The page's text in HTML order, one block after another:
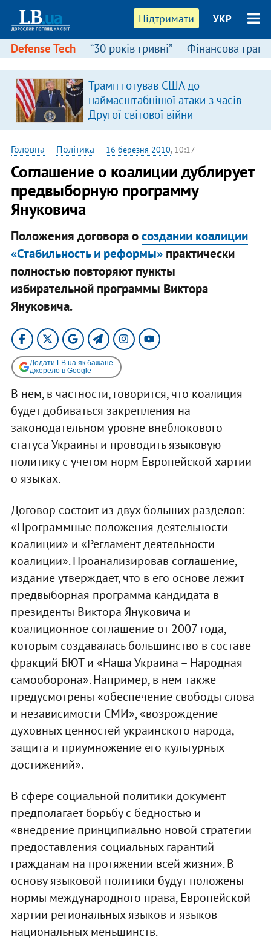
Підтримати УКР
Defense Tech “30 років гривні” Фінансова
Трамп готував США до
наймасштабнішої атаки з часів
Другої світової війни
Головна — Політика — 16 березня 2010, 10:17
Соглашение о коалиции дублирует
предвыборную программу
Януковича
Положения договора осоздании коалиции
«Стабильность и реформы»практически
полностью повторяют пункты
избирательной программы Виктора
Януковича.
Додати LB.ua як бажане
джерело в Google
В нем, в частности, говорится, что коалиция
будет добиваться закрепления на
законодательном уровне внеблокового
статуса Украины и проводить языковую
политику с учетом норм Европейской хартии
о языках.
Договор состоит из двух больших разделов:
«Программные положения деятельности
коалиции» и «Регламент деятельности
коалиции». Проанализировав соглашение,
издание утверждает, что в его основе лежит
предвыборная программа кандидата в
президенты Виктора Януковича и
коалиционное соглашение от 2007 года,
которым создавалась большинство в составе
фракций БЮТ и «Наша Украина – Народная
самооборона». Например, в нем также
предусмотрены «обеспечение свободы слова
и независимости СМИ», «возрождение
духовных ценностей украинского народа,
защита и приумножение его культурных
достижений».
В сфере социальной политики документ
предполагает борьбу с бедностью и
«внедрение принципиально новой стратегии
предоставления социальных гарантий
гражданам на протяжении всей жизни». В
основу языковой политики будут положены
нормы международного права, Европейской
хартии региональных языков и языков
национальных меньшинств.